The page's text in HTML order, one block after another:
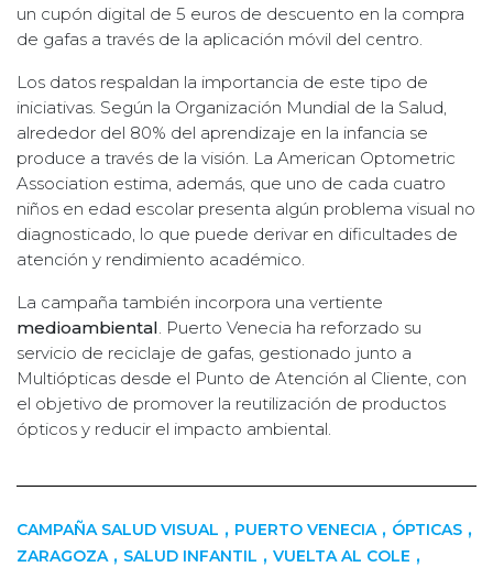
un cupón digital de 5 euros de descuento en la compra
de gafas a través de la aplicación móvil del centro.
Los datos respaldan la importancia de este tipo de
iniciativas. Según la Organización Mundial de la Salud,
alrededor del 80% del aprendizaje en la infancia se
produce a través de la visión. La American Optometric
Association estima, además, que uno de cada cuatro
niños en edad escolar presenta algún problema visual no
diagnosticado, lo que puede derivar en dificultades de
atención y rendimiento académico.
La campaña también incorpora una vertiente
medioambiental . Puerto Venecia ha reforzado su
servicio de reciclaje de gafas, gestionado junto a
Multiópticas desde el Punto de Atención al Cliente, con
el objetivo de promover la reutilización de productos
ópticos y reducir el impacto ambiental.
CAMPAÑA SALUD VISUAL , PUERTO VENECIA , ÓPTICAS ,
ZARAGOZA , SALUD INFANTIL , VUELTA AL COLE ,